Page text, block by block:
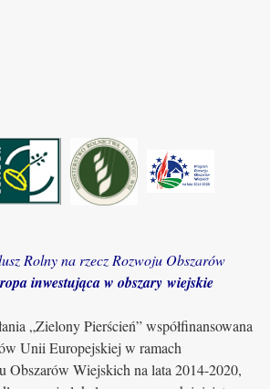
Rolny na rzecz Rozwoju Obszarów
inwestująca w obszary wiejskie
„Zielony Pierścień” współfinansowana
Unii Europejskiej w ramach
Obszarów Wiejskich na lata 2014-2020,